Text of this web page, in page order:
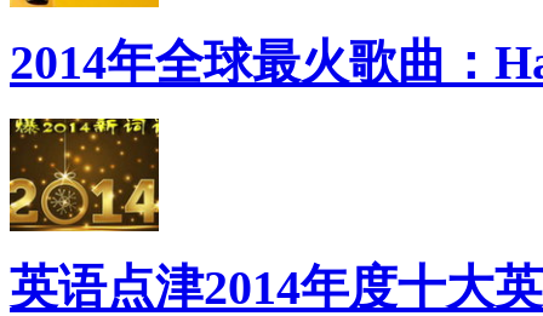
2014年全球最火歌曲：
英语点津2014年度十大